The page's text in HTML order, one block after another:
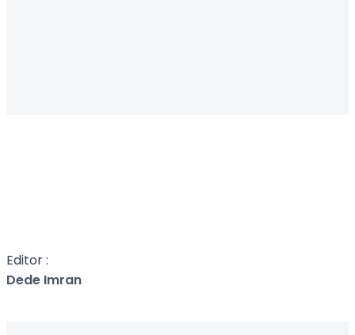
Editor :
Dede Imran